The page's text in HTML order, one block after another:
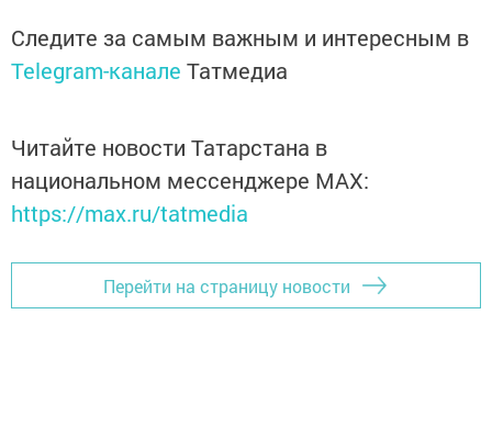
Следите за самым важным и интересным в
Telegram-канале Татмедиа
Читайте новости Татарстана в
национальном мессенджере MАХ:
https://max.ru/tatmedia
Перейти на страницу новости